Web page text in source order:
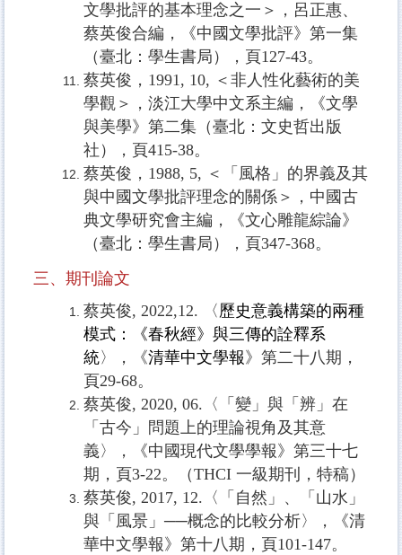
文學批評的基本理念之一＞，呂正惠、
蔡英俊合編，《中國文學批評》第一集
（臺北：學生書局），頁127-43。
蔡英俊， 1991, 10, ＜非人性化藝術的美
學觀＞，淡江大學中文系主編，《文學
與美學》第二集（臺北：文史哲出版
社），頁415-38。
蔡英俊， 1988, 5, ＜「風格」的界義及其
與中國文學批評理念的關係＞，中國古
典文學研究會主編，《文心雕龍綜論》
（臺北：學生書局），頁347-368。
三、期刊論文
蔡英俊, 2022,12. 〈 歷史意義構築的兩種
模式：《春秋經》與三傳的詮釋系
統〉，《清華中文學報 》第二十八期，
頁29-68。
蔡英俊, 2020, 06.〈「變」與「辨」在
「古今」問題上的理論視角及其意
義〉，《中國現代文學學報》第三十七
期，頁3-22。
（THCI 一級期刊，特稿）
蔡英俊, 2017, 12. 〈「自然」、「山水」
與「風景」──概念的比較分析〉，《清
華中文學報》第十八期，頁101-147。